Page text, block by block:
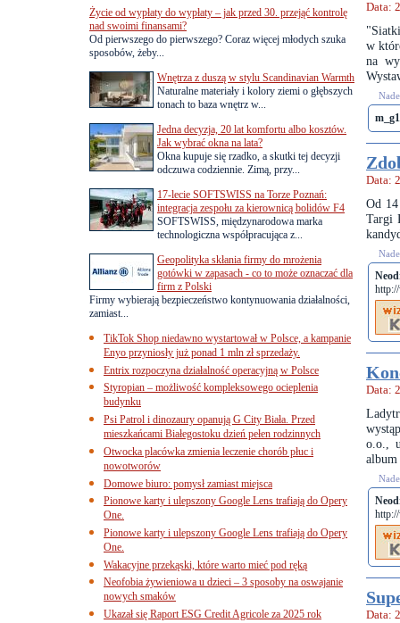
Data:
w
na
Data:
Od
Targi
Data:
o.o.,
Data:
Życie od wypłaty do wypłaty – jak przed 30. przejąć kontrolę
nad swoimi finansami?
Od pierwszego do pierwszego? Coraz więcej młodych szuka
sposobów, żeby...
Wnętrza z duszą w stylu Scandinavian Warmth
Naturalne materiały i kolory ziemi o głębszych
tonach to baza wnętrz w...
Jedna decyzja, 20 lat komfortu albo kosztów.
Jak wybrać okna na lata?
Okna kupuje się rzadko, a skutki tej decyzji
odczuwa codziennie. Zimą, przy...
17-lecie SOFTSWISS na Torze Poznań:
integracja zespołu za kierownicą bolidów F4
SOFTSWISS, międzynarodowa marka
technologiczna współpracująca z...
Geopolityka skłania firmy do mrożenia
gotówki w zapasach - co to może oznaczać dla
firm z Polski
Firmy wybierają bezpieczeństwo kontynuowania działalności,
zamiast...
TikTok Shop niedawno wystartował w Polsce, a kampanie
Enyo przyniosły już ponad 1 mln zł sprzedaży.
Entrix rozpoczyna działalność operacyjną w Polsce
Styropian – możliwość kompleksowego ocieplenia
budynku
Psi Patrol i dinozaury opanują G City Biała. Przed
mieszkańcami Białegostoku dzień pełen rodzinnych
Otwocka placówka zmienia leczenie chorób płuc i
nowotworów
Domowe biuro: pomysł zamiast miejsca
Pionowe karty i ulepszony Google Lens trafiają do Opery
One.
Pionowe karty i ulepszony Google Lens trafiają do Opery
One.
Wakacyjne przekąski, które warto mieć pod ręką
Neofobia żywieniowa u dzieci – 3 sposoby na oswajanie
nowych smaków
Ukazał się Raport ESG Credit Agricole za 2025 rok